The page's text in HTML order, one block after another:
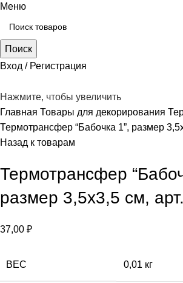
Меню
Поиск
Вход / Регистрация
Нажмите, чтобы увеличить
Главная Товары для декорирования
Термотрансфер “Бабочка 1”, размер
Назад к товарам
Термотрансфер
размер 3,5х3,5 см,
37,00 ₽
ВЕС 0,01 кг